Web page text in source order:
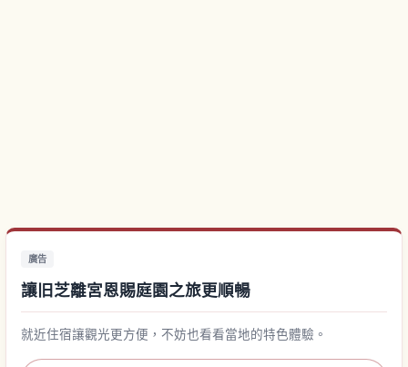
廣告
讓旧芝離宮恩賜庭園之旅更順暢
就近住宿讓觀光更方便，不妨也看看當地的特色體驗。